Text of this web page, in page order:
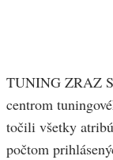
TUNING ZRAZ
centrom
točili všetky
počtom